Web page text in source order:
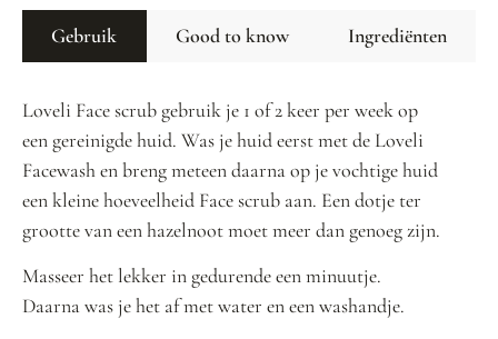
Gebruik Good to know Ingrediënten
Loveli Face scrub gebruik je 1 of 2 keer per week op
een gereinigde huid. Was je huid eerst met de Loveli
Facewash en breng meteen daarna op je vochtige huid
een kleine hoeveelheid Face scrub aan. Een dotje ter
grootte van een hazelnoot moet meer dan genoeg zijn.
Masseer het lekker in gedurende een minuutje.
Daarna was je het af met water en een washandje.